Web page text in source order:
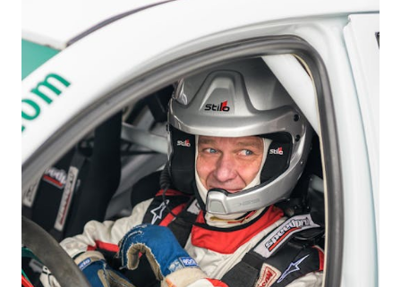
VASTUULLISUUS
ŠKODA 130 VUOTTA